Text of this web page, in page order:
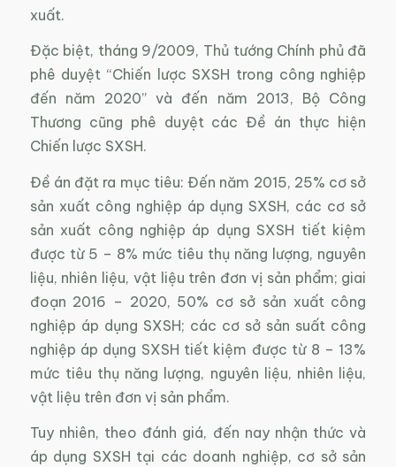
xuất.
Đặc biệt, tháng 9/2009, Thủ tướng Chính phủ đã
phê duyệt “Chiến lược SXSH trong công nghiệp
đến năm 2020” và đến năm 2013, Bộ Công
Thương cũng phê duyệt các Đề án thực hiện
Chiến lược SXSH.
Đề án đặt ra mục tiêu: Đến năm 2015, 25% cơ sở
sản xuất công nghiệp áp dụng SXSH, các cơ sở
sản xuất công nghiệp áp dụng SXSH tiết kiệm
được từ 5 – 8% mức tiêu thụ năng lượng, nguyên
liệu, nhiên liệu, vật liệu trên đơn vị sản phẩm; giai
đoạn 2016 – 2020, 50% cơ sở sản xuất công
nghiệp áp dụng SXSH; các cơ sở sản suất công
nghiệp áp dụng SXSH tiết kiệm được từ 8 – 13%
mức tiêu thụ năng lượng, nguyên liệu, nhiên liệu,
vật liệu trên đơn vị sản phẩm.
Tuy nhiên, theo đánh giá, đến nay nhận thức và
áp dụng SXSH tại các doanh nghiệp, cơ sở sản